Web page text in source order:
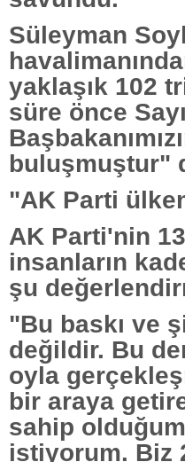
Süleyman
yaklaşık 102
süre önce
buluşmuştur"
"AK Parti
AK Parti'nin
insanların
şu
"Bu baskı ve
değildir. Bu
oyla
bir araya
sahip
istiyorum. Biz